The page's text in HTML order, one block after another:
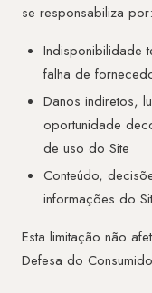
se responsabiliza por:
Indisponibilidade
falha de
Danos indiretos,
oportunidade
de uso do Site
Conteúdo,
informações do
Esta limitação não
Defesa do